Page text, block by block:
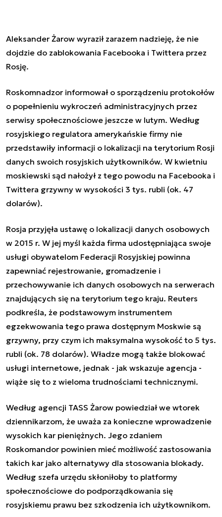
Aleksander Żarow wyraził zarazem nadzieję, że nie
dojdzie do zablokowania Facebooka i Twittera przez
Rosję.
Roskomnadzor informował o sporządzeniu protokołów
o popełnieniu wykroczeń administracyjnych przez
serwisy społecznościowe jeszcze w lutym. Według
rosyjskiego regulatora amerykańskie firmy nie
przedstawiły informacji o lokalizacji na terytorium Rosji
danych swoich rosyjskich użytkowników. W kwietniu
moskiewski sąd nałożył z tego powodu na Facebooka i
Twittera grzywny w wysokości 3 tys. rubli (ok. 47
dolarów).
Rosja przyjęła ustawę o lokalizacji danych osobowych
w 2015 r. W jej myśl każda firma udostępniająca swoje
usługi obywatelom Federacji Rosyjskiej powinna
zapewniać rejestrowanie, gromadzenie i
przechowywanie ich danych osobowych na serwerach
znajdujących się na terytorium tego kraju. Reuters
podkreśla, że podstawowym instrumentem
egzekwowania tego prawa dostępnym Moskwie są
grzywny, przy czym ich maksymalna wysokość to 5 tys.
rubli (ok. 78 dolarów). Władze mogą także blokować
usługi internetowe, jednak - jak wskazuje agencja -
wiąże się to z wieloma trudnościami technicznymi.
Według agencji TASS Żarow powiedział we wtorek
dziennikarzom, że uważa za konieczne wprowadzenie
wysokich kar pieniężnych. Jego zdaniem
Roskomandor powinien mieć możliwość zastosowania
takich kar jako alternatywy dla stosowania blokady.
Według szefa urzędu skłoniłoby to platformy
społecznościowe do podporządkowania się
rosyjskiemu prawu bez szkodzenia ich użytkownikom.